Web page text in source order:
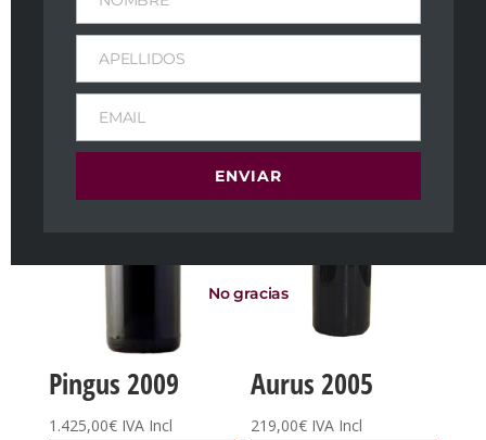
Productos relacionados
Pingus 2009
1.425,00€ IVA Incl
Aurus 2005
219,00€ IVA Incl
APELLIDOS
EMAIL
ENVIAR
No gracias